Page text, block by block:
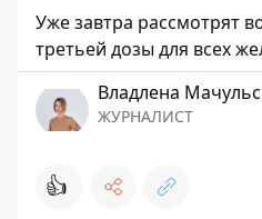
Уже завтра рассмотрят
третьей дозы для всех
Владлена
ЖУРНАЛИСТ
👍